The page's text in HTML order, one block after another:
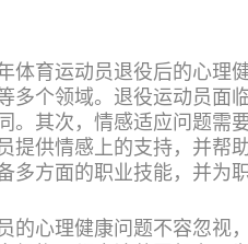
体育运动员退役后的心理
多个领域。退役运动员面
。其次，情感适应问题需
提供情感上的支持，并帮
多方面的职业技能，并为
的心理健康问题不容忽视